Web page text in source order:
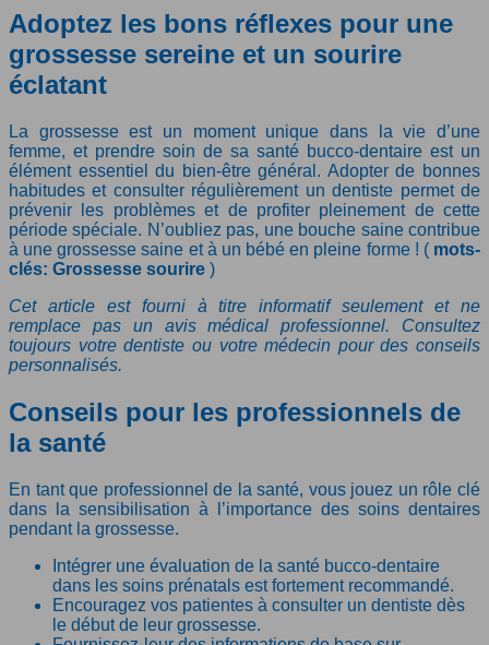
Adoptez les bons réflexes pour une
grossesse sereine et un sourire
éclatant
La grossesse est un moment unique dans la vie d’une
femme, et prendre soin de sa santé bucco-dentaire est un
élément essentiel du bien-être général. Adopter de bonnes
habitudes et consulter régulièrement un dentiste permet de
prévenir les problèmes et de profiter pleinement de cette
période spéciale. N’oubliez pas, une bouche saine contribue
à une grossesse saine et à un bébé en pleine forme ! ( mots-
clés: Grossesse sourire )
Cet article est fourni à titre informatif seulement et ne
remplace pas un avis médical professionnel. Consultez
toujours votre dentiste ou votre médecin pour des conseils
personnalisés.
Conseils pour les professionnels de
la santé
En tant que professionnel de la santé, vous jouez un rôle clé
dans la sensibilisation à l’importance des soins dentaires
pendant la grossesse.
Intégrer une évaluation de la santé bucco-dentaire
dans les soins prénatals est fortement recommandé.
Encouragez vos patientes à consulter un dentiste dès
le début de leur grossesse.